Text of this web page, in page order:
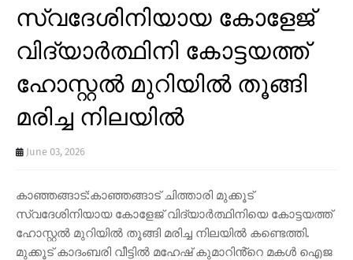
സ്വദേശിനിയായ കോളേജ്
വിദ്യാർത്ഥിനി കോട്ടയത്ത്
ഹോസ്റ്റൽ മുറിയിൽ തൂങ്ങി
മരിച്ച നിലയിൽ
June 03, 2026
കാഞ്ഞങ്ങാട്:കാഞ്ഞങ്ങാട് ചിത്താരി മുക്കൂട്
സ്വദേശിനിയായ കോളേജ് വിദ്യാർത്ഥിനിയെ കോട്ടയത്ത്
ഹോസ്റ്റൽ മുറിയിൽ തൂങ്ങി മരിച്ച നിലയിൽ കണ്ടെത്തി.
മുക്കൂട് കാദംബരി വീട്ടിൽ മഹേഷ് കുമാറിൻ്റെ മകൾ ഐജ